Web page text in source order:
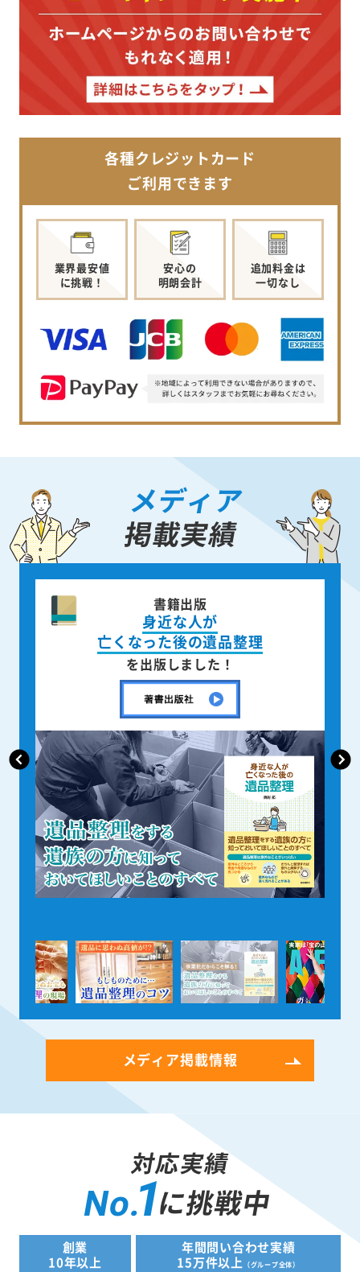
各種クレジットカード
ご利用できます
業界最安値
に挑戦！
安心の
明朗会計
追加料金は
一切なし
メディア
掲載実績
ニュース週刊誌
「AERA」
で取材掲載されました！
メディア掲載情報
対応実績
No.1に挑戦中
創業
10年以上
年間問い合わせ実績
15万件以上
（グループ全体）